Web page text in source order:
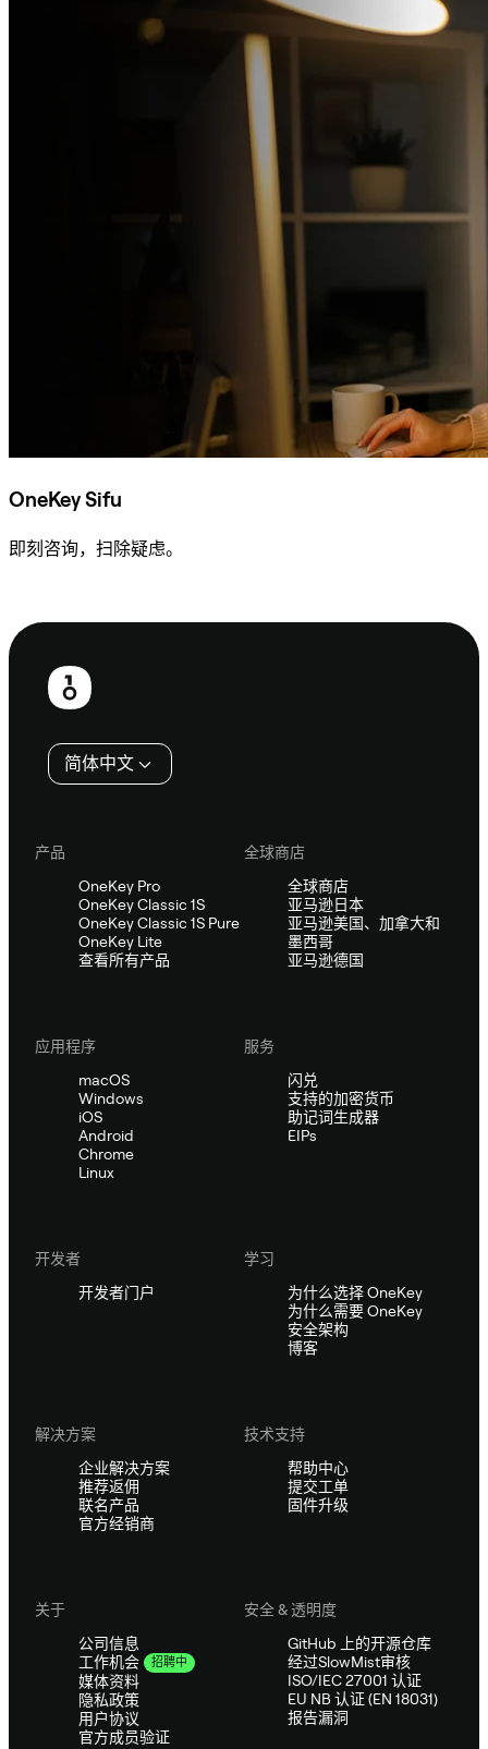
OneKey Sifu
即刻咨询，扫除疑虑。
页
简体中文
产品
OneKey Pro
OneKey Classic 1S
OneKey Classic 1S Pure
OneKey Lite
查看所有产品
全球商店
全球商店
亚马逊日本
亚马逊美国、加拿大和
墨西哥
亚马逊德国
应用程序
macOS
Windows
iOS
Android
Chrome
Linux
服务
闪兑
支持的加密货币
助记词生成器
EIPs
开发者
开发者门户
学习
为什么选择 OneKey
为什么需要 OneKey
安全架构
博客
解决方案
企业解决方案
推荐返佣
联名产品
官方经销商
技术支持
帮助中心
提交工单
固件升级
关于
公司信息
工作机会
招聘中
媒体资料
隐私政策
用户协议
官方成员验证
安全 & 透明度
GitHub 上的开源仓库
经过SlowMist审核
ISO/IEC 27001 认证
EU NB 认证 (EN 18031)
报告漏洞